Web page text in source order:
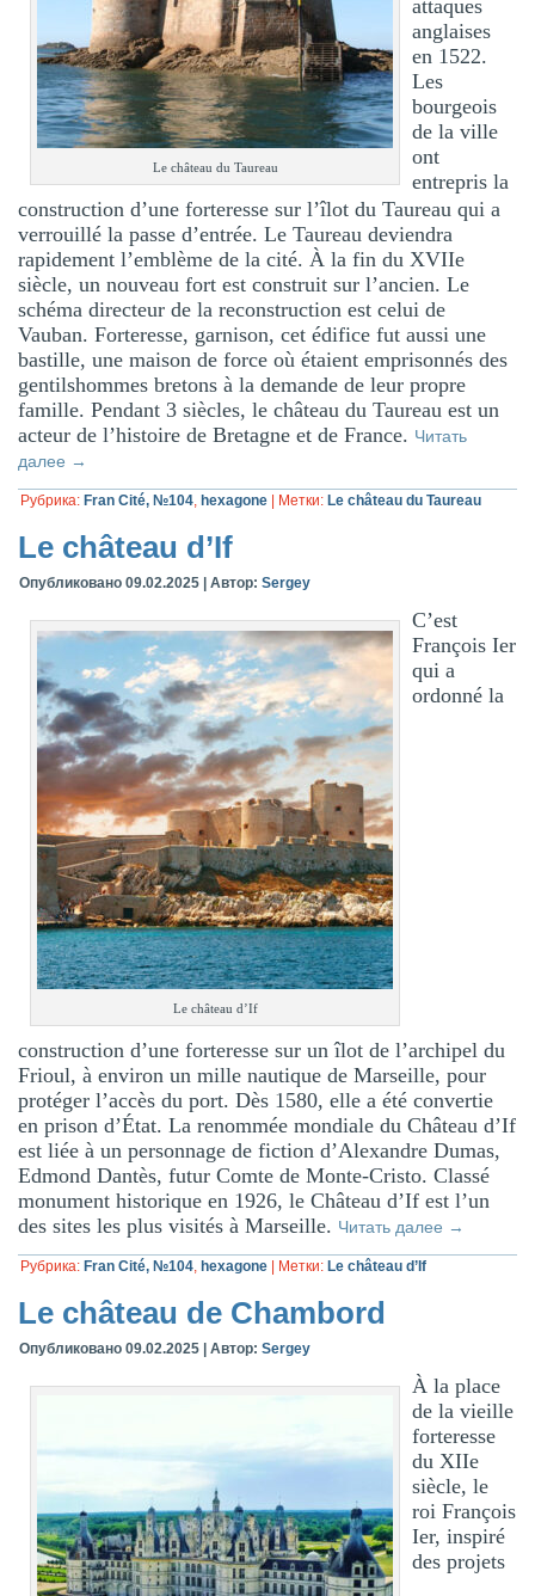
Le château du Taureau
attaques
anglaises
en 1522.
Les
bourgeois
de la ville
ont
entrepris la
construction d’une forteresse sur l’îlot du Taureau qui a
verrouillé la passe d’entrée. Le Taureau deviendra
rapidement l’emblème de la cité. À la fin du XVIIe
siècle, un nouveau fort est construit sur l’ancien. Le
schéma directeur de la reconstruction est celui de
Vauban. Forteresse, garnison, cet édifice fut aussi une
bastille, une maison de force où étaient emprisonnés des
gentilshommes bretons à la demande de leur propre
famille. Pendant 3 siècles, le château du Taureau est un
acteur de l’histoire de Bretagne et de France. Читать
далее →
Рубрика: Fran Cité, №104, hexagone Метки: Le château du Taureau
Le château d’If
Опубликовано 09.02.2025 |Автор: Sergey
Le château d’If
C’est
François Ier
qui a
ordonné la
construction d’une forteresse sur un îlot de l’archipel du
Frioul, à environ un mille nautique de Marseille, pour
protéger l’accès du port. Dès 1580, elle a été convertie
en prison d’État. La renommée mondiale du Château d’If
est liée à un personnage de fiction d’Alexandre Dumas,
Edmond Dantès, futur Comte de Monte-Cristo. Classé
monument historique en 1926, le Château d’If est l’un
des sites les plus visités à Marseille. Читать далее →
Рубрика: Fran Cité, №104 ,hexagone | Метки: Le château d’If
Le château de Chambord
Опубликовано 09.02.2025 |Автор: Sergey
À la place
de la vieille
forteresse
du XIIe
siècle, le
roi François
Ier, inspiré
des projets